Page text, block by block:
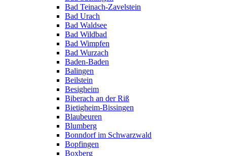
Bad Teinach-Zavelstein
Bad Urach
Bad Waldsee
Bad Wildbad
Bad Wimpfen
Bad Wurzach
Baden-Baden
Balingen
Beilstein
Besigheim
Biberach an der Riß
Bietigheim-Bissingen
Blaubeuren
Blumberg
Bonndorf im Schwarzwald
Bopfingen
Boxberg